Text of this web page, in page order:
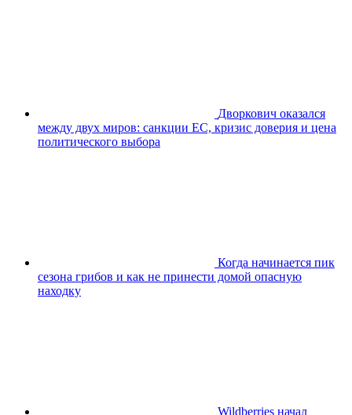
Дворкович оказался
между двух миров: санкции ЕС, кризис доверия и цена
политического выбора
Когда начинается пик
сезона грибов и как не принести домой опасную
находку
Wildberries начал